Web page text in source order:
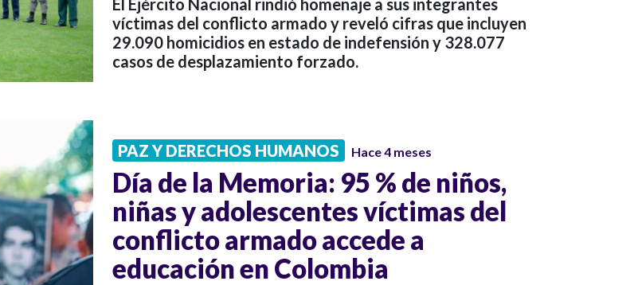
El Ejército Nacional rindió homenaje a sus integrantes
víctimas del conflicto armado y reveló cifras que incluyen
29.090 homicidios en estado de indefensión y 328.077
casos de desplazamiento forzado.
PAZ Y DERECHOS HUMANOS Hace 4 meses
Día de la Memoria: 95 % de niños,
niñas y adolescentes víctimas del
conflicto armado accede a
educación en Colombia